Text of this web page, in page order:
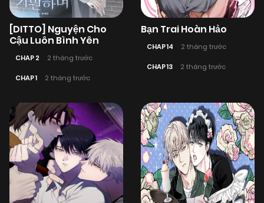
[DITTO] Nguyện Cho
Cậu Luôn Bình Yên
CHAP 2 2 tháng trước
CHAP 1 2 tháng trước
Bạn Trai Hoàn Hảo
CHAP 14 2 tháng trước
CHAP 13 2 tháng trước